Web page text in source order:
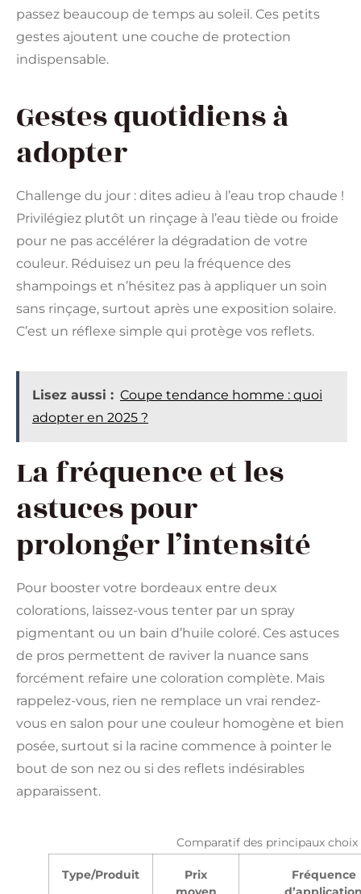
passez beaucoup de temps au soleil. Ces petits
gestes ajoutent une couche de protection
indispensable.
Gestes quotidiens à
adopter
Challenge du jour : dites adieu à l’eau trop chaude !
Privilégiez plutôt un rinçage à l’eau tiède ou froide
pour ne pas accélérer la dégradation de votre
couleur. Réduisez un peu la fréquence des
shampoings et n’hésitez pas à appliquer un soin
sans rinçage, surtout après une exposition solaire.
C’est un réflexe simple qui protège vos reflets.
Lisez aussi : Coupe tendance homme : quoi
adopter en 2025 ?
La fréquence et les
astuces pour
prolonger l’intensité
Pour booster votre bordeaux entre deux
colorations, laissez-vous tenter par un spray
pigmentant ou un bain d’huile coloré. Ces astuces
de pros permettent de raviver la nuance sans
forcément refaire une coloration complète. Mais
rappelez-vous, rien ne remplace un vrai rendez-
vous en salon pour une couleur homogène et bien
posée, surtout si la racine commence à pointer le
bout de son nez ou si des reflets indésirables
apparaissent.
Comparatif des principaux
Type/Produit
Prix
Fréquence